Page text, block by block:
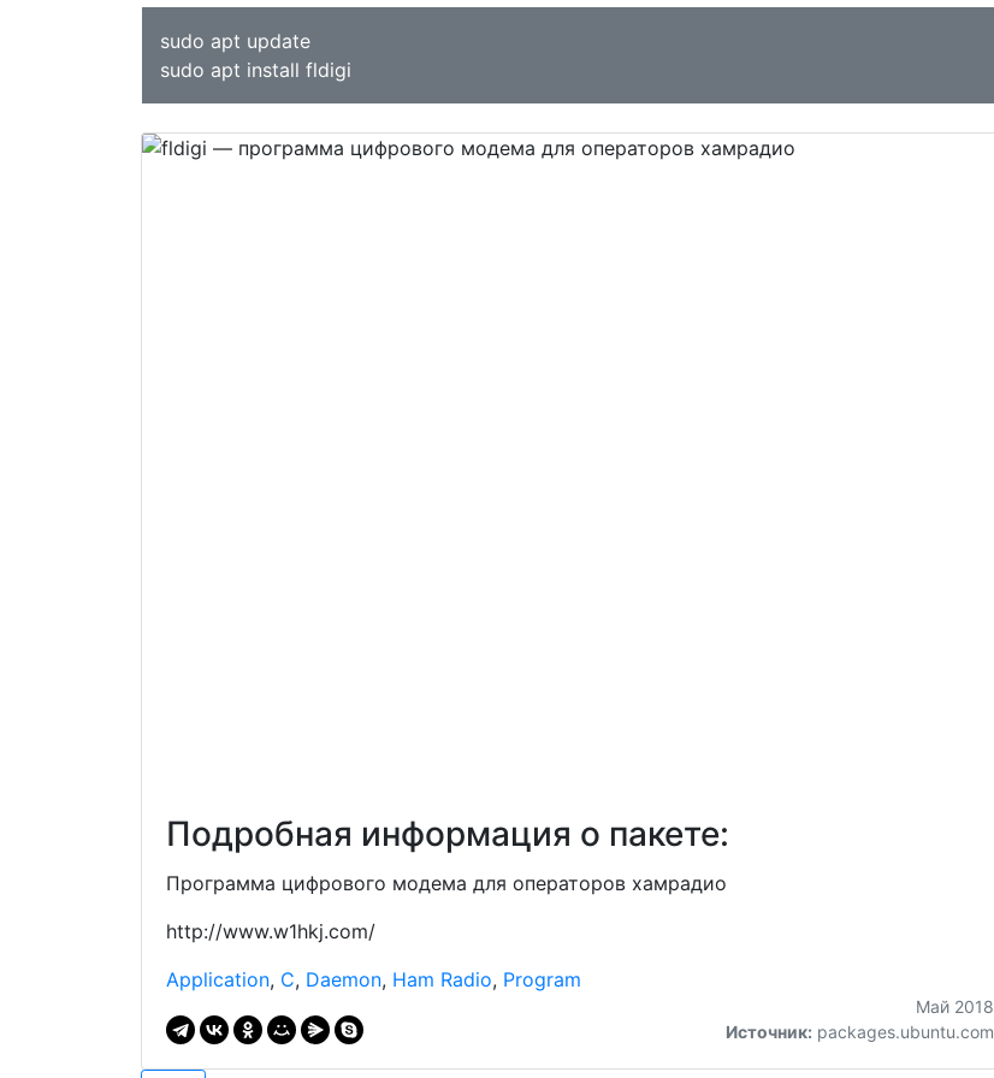
sudo apt update
sudo apt install fldigi
Подробная информация о пакете:
Программа цифрового модема для операторов хамрадио
http://www.w1hkj.com/
Application, C, Daemon, Ham Radio, Program
Май 2018
Источник: packages.ubuntu.com